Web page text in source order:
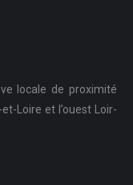
locale de proximité
Loire et l’ouest Loir-